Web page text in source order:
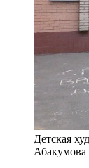
Детская
Абакумова